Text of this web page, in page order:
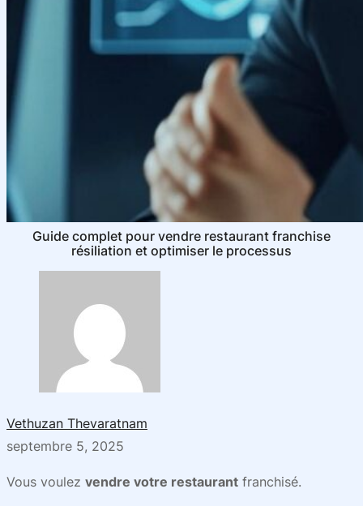
Guide complet pour vendre restaurant franchise
résiliation et optimiser le processus
Vethuzan Thevaratnam
septembre 5, 2025
Vous voulez vendre votre restaurant franchisé.